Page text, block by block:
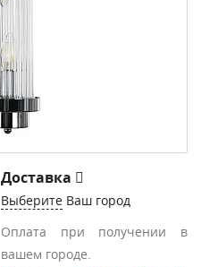
Доставка
Выберите Ваш город
Оплата при получении в
вашем городе.